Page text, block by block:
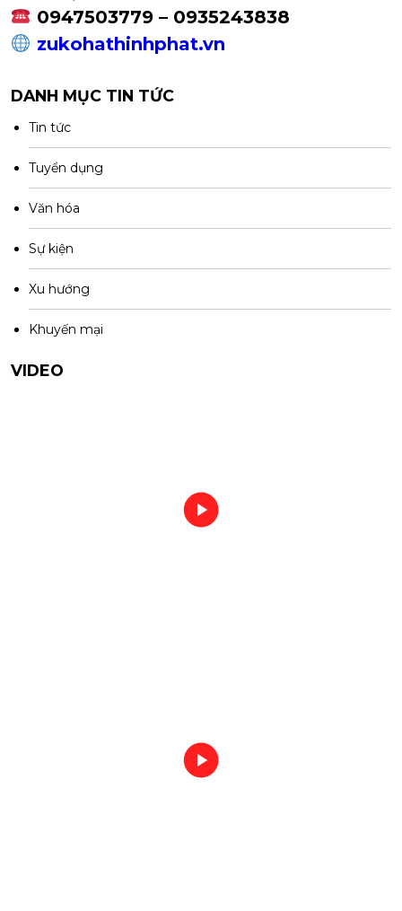
0947503779 – 0935243838
zukohathinhphat.vn
DANH MỤC TIN TỨC
Tin tức
Tuyển dụng
Văn hóa
Sự kiện
Xu hướng
Khuyến mại
VIDEO